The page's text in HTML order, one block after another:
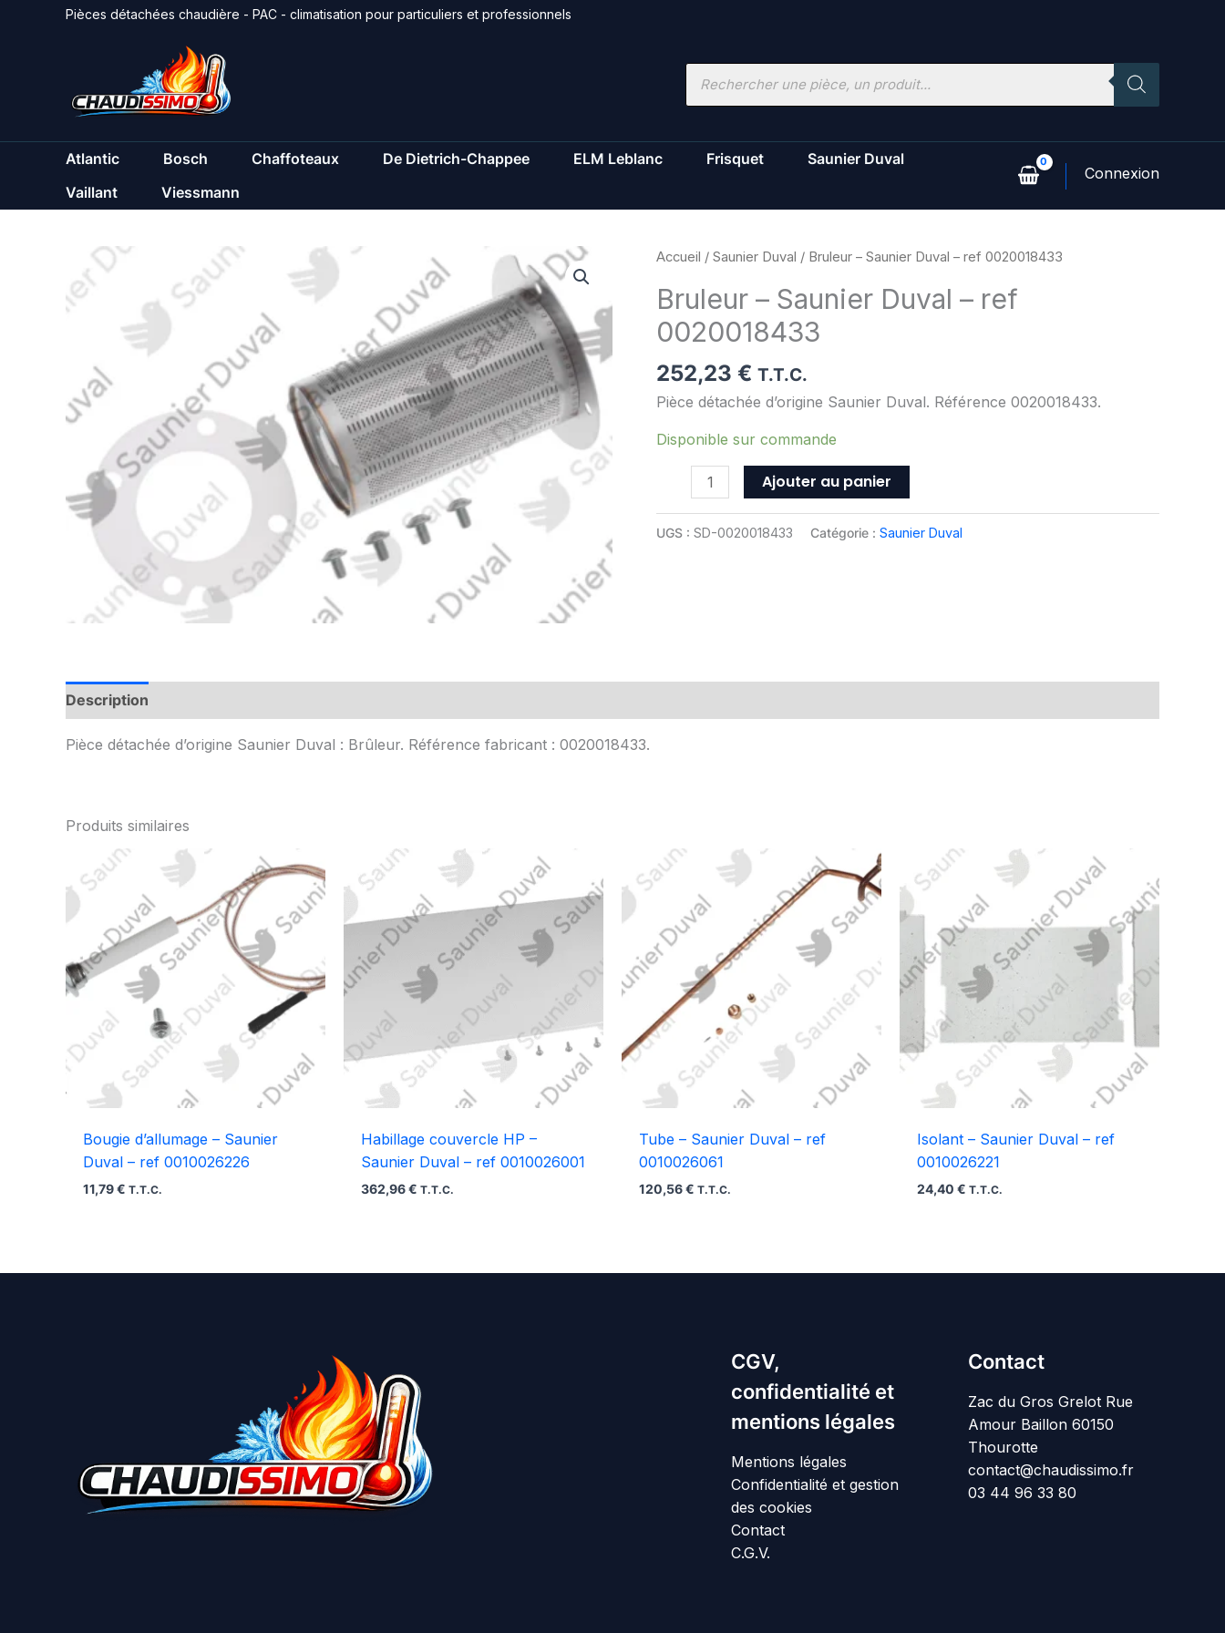
Pièces détachées chaudière - PAC - climatisation pour particuliers et professionnels
Recherche
Atlantic Bosch Chaffoteaux De Dietrich-Chappee ELM Leblanc Frisquet
Saunier Duval
Vaillant
Viessmann
Accueil / Saunier Duval / Bruleur – Saunier Duval – ref 0020018433
Bruleur – Saunier Duval – ref
0020018433
252,23 € T.T.C.
Pièce détachée d’origine Saunier Duval. Référence 0020018433.
Disponible sur commande
quantité
Bruleur
-
Saunier
Duval
-
0020018433
Ajouter au panier
UGS : SD-0020018433 Catégorie : Saunier Duval
Description
Pièce détachée d’origine Saunier Duval : Brûleur. Référence fabricant : 0020018433.
Produits similaires
Bougie d’allumage – Saunier
Duval – ref 0010026226
11,79€ T.T.C.
Habillage couvercle HP –
Saunier Duval – ref 0010026001
362,96€ T.T.C.
Tube – Saunier Duval – ref
0010026061
120,56€ T.T.C.
Isolant – Saunier Duval – ref
0010026221
24,40€ T.T.C.
CGV,
confidentialité et
mentions légales
Mentions légales
Confidentialité et gestion
des cookies
Contact
C.G.V.
Contact
Zac du Gros Grelot Rue
Amour Baillon 60150
Thourotte
contact@chaudissimo.fr
03 44 96 33 80